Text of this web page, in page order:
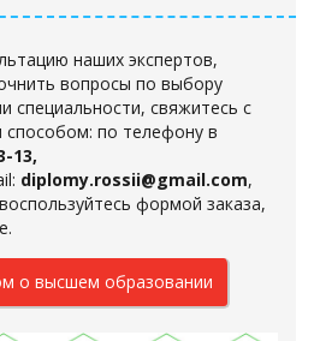
наших экспертов,
вопросы по выбору
специальности, свяжитесь с
: по телефону в
13,
diplomy.rossii@gmail.com,
формой заказа,
о высшем образовании